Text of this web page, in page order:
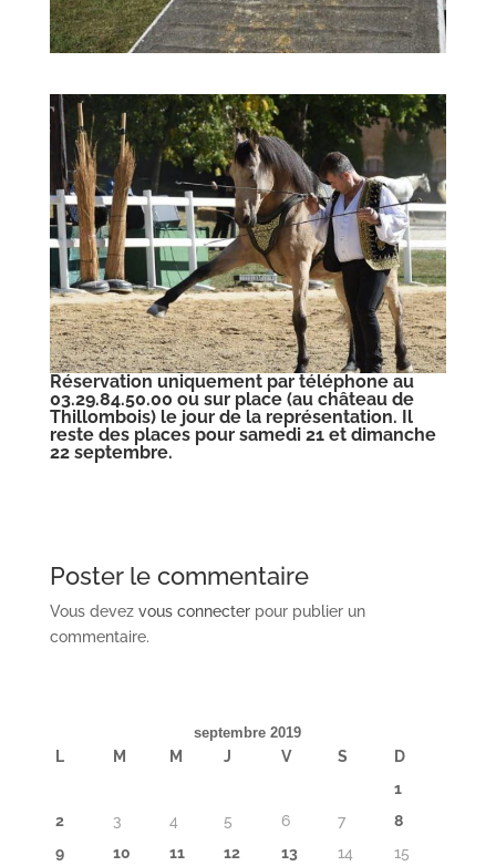
Réservation uniquement par téléphone au
03.29.84.50.00 ou sur place (au château de
Thillombois) le jour de la représentation. Il
reste des places pour samedi 21 et dimanche
22 septembre.
Poster le commentaire
Vous devez vous connecterpour publier un
commentaire.
septembre 2019
L M M J V S
D
1
2
3 4 5 6 7
8
9
10 11 12 13 14 15